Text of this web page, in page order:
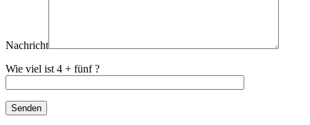
Nachricht
Wie viel ist 4 + fünf ?